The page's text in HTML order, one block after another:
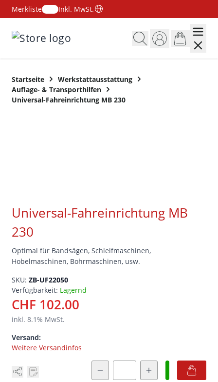
Merkliste
Inkl. MwSt.
Startseite
Werkstattausstattung
Auflage- & Transporthilfen
Universal-Fahreinrichtung MB 230
Universal-Fahreinrichtung MB
230
Optimal für Bandsägen, Schleifmaschinen,
Hobelmaschinen, Bohrmaschinen, usw.
SKU: ZB-UF22050
Verfügbarkeit: Lagernd
CHF 102.00
inkl. 8.1% MwSt.
Versand:
Weitere Versandinfos